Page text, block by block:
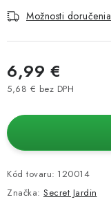
Možnosti doručenia
6,99 €
5,68 € bez DPH
Kód tovaru: 120014
Značka: Secret Jardin